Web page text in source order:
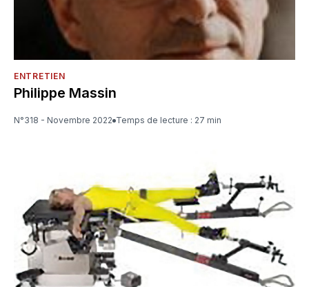
ENTRETIEN
Philippe Massin
N°318 - Novembre 2022 Temps de lecture : 27 min